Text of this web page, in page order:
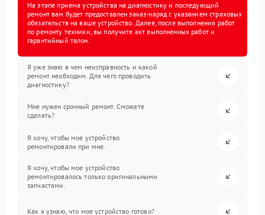
На этапе приема устройства на диагностику и последующий
ремонт вам будет предоставлен заказ-наряд с указанием страховых
обязательств на ваше устройство. Далее, после выполнения работ
по ремонту техники, вы получите акт выполненных работ и
гарантийный талон.
Я уже знаю в чем неисправность и какой
ремонт необходим. Для чего проводить
диагностику?
Мне нужен срочный ремонт. Сможете
сделать?
Я хочу, чтобы мое устройство
ремонтировали при мне.
Я хочу, чтобы мое устройство
ремонтировалось только оригинальными
запчастями.
Как я узнаю, что мое устройство готово?